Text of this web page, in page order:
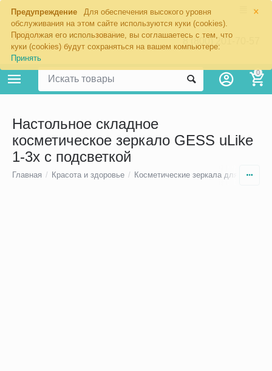
×
Предупреждение
Для обеспечения высокого уровня
обслуживания на этом сайте используются куки (cookies).
Продолжая его использование, вы соглашаетесь с тем, что
куки (cookies) будут сохраняться на вашем компьютере:
Принять
8 (800) 201-70-57
0
Настольное складное
косметическое зеркало GESS uLike
1-3х с подсветкой
Главная / Красота и здоровье / Косметические зеркала для макияжа